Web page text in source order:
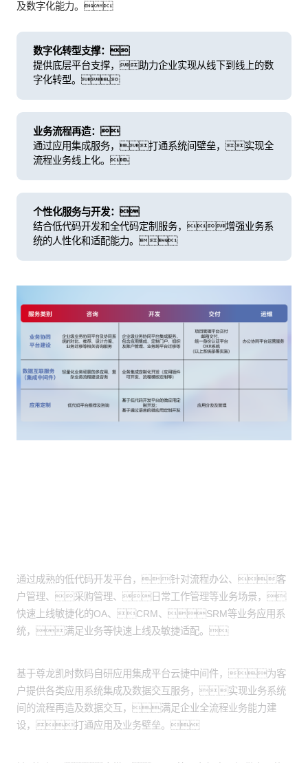
及数字化能力。
数字化转型支撑：
提供底层平台支撑，助力企业实现从线下到线上的数
字化转型。
业务流程再造：
通过应用集成服务，打通系统间壁垒，实现全
流程业务线上化。
个性化服务与开发：
结合低代码开发和全代码定制服务，增强业务系
统的人性化和适配能力。
通过成熟的低代码开发平台，针对流程办公、客
户管理、采购管理、日常工作管理等业务场景，
快速上线敏捷化的OA、CRM、SRM等业务应用系
统，满足业务等快速上线及敏捷适配。
基于尊龙凯时数码自研应用集成平台云捷中间件，为客
户提供各类应用系统集成及数据交互服务，实现业务系统
间的流程再造及数据交互，满足企业全流程业务能力建
设，打通应用及业务壁垒。